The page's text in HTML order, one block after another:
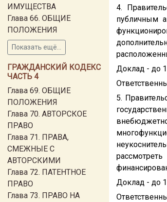
ИМУЩЕСТВА
Глава 66. ОБЩИЕ
ПОЛОЖЕНИЯ
Показать ещё...
ГРАЖДАНСКИЙ КОДЕКС
ЧАСТЬ 4
Глава 69. ОБЩИЕ
ПОЛОЖЕНИЯ
Глава 70. АВТОРСКОЕ
ПРАВО
Глава 71. ПРАВА,
СМЕЖНЫЕ С
АВТОРСКИМИ
Глава 72. ПАТЕНТНОЕ
ПРАВО
Глава 73. ПРАВО НА
4.
публичным
Доклад - до 1
5.
Доклад - до